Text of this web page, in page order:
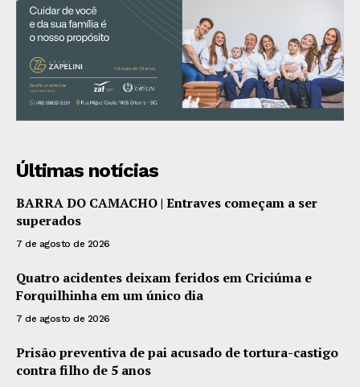
Últimas notícias
BARRA DO CAMACHO | Entraves começam a ser
superados
7 de agosto de 2026
Quatro acidentes deixam feridos em Criciúma e
Forquilhinha em um único dia
7 de agosto de 2026
Prisão preventiva de pai acusado de tortura-castigo
contra filho de 5 anos